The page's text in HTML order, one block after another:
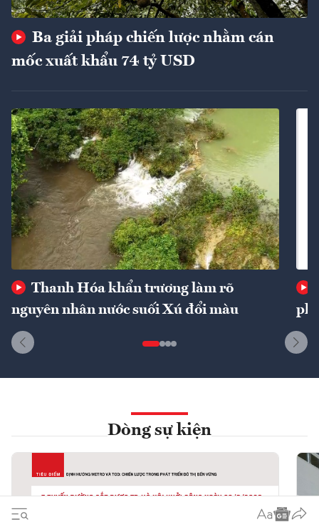
Ba giải pháp chiến lược nhằm cán
mốc xuất khẩu 74 tỷ USD
Thanh Hóa khẩn trương làm rõ
nguyên nhân nước suối Xú đổi màu
phí
Dòng sự kiện